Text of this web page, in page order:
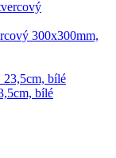
300x300mm,
bílé